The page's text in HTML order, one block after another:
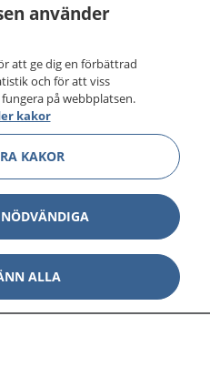
hälsa och vård
och information om
du kan kontakta.
och göra dina
1177 för
runt.
bättre.
använder
att ge dig en förbättrad
och för att viss
på webbplatsen.
kakor
KAKOR
ALLA